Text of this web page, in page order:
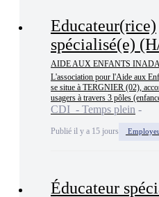
Educateur(rice)
spécialisé(e)
AIDE AUX ENFANTS
L'association pour l'Aide aux
se situe à TERGNIER (02),
usagers à travers 3 pôles
CDI - Temps plein
Publié il y a 15 jours
Éducateur